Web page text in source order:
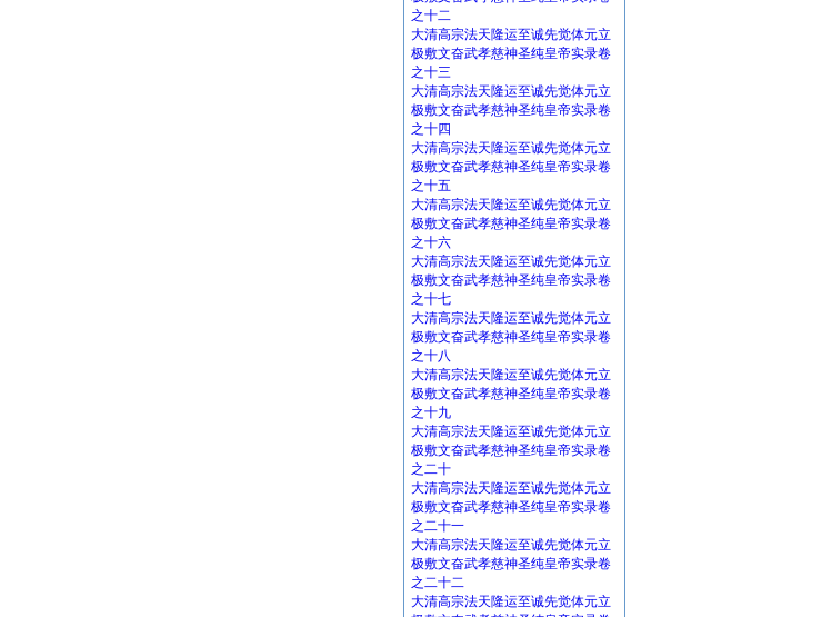
之十二
大清高宗法天隆运至诚先觉体元立
极敷文奋武孝慈神圣纯皇帝实录卷
之十三
大清高宗法天隆运至诚先觉体元立
极敷文奋武孝慈神圣纯皇帝实录卷
之十四
大清高宗法天隆运至诚先觉体元立
极敷文奋武孝慈神圣纯皇帝实录卷
之十五
大清高宗法天隆运至诚先觉体元立
极敷文奋武孝慈神圣纯皇帝实录卷
之十六
大清高宗法天隆运至诚先觉体元立
极敷文奋武孝慈神圣纯皇帝实录卷
之十七
大清高宗法天隆运至诚先觉体元立
极敷文奋武孝慈神圣纯皇帝实录卷
之十八
大清高宗法天隆运至诚先觉体元立
极敷文奋武孝慈神圣纯皇帝实录卷
之十九
大清高宗法天隆运至诚先觉体元立
极敷文奋武孝慈神圣纯皇帝实录卷
之二十
大清高宗法天隆运至诚先觉体元立
极敷文奋武孝慈神圣纯皇帝实录卷
之二十一
大清高宗法天隆运至诚先觉体元立
极敷文奋武孝慈神圣纯皇帝实录卷
之二十二
大清高宗法天隆运至诚先觉体元立